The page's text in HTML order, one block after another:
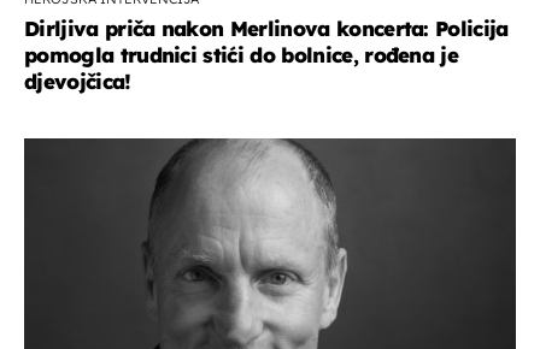
Dirljiva priča nakon Merlinova koncerta: Policija
pomogla trudnici stići do bolnice, rođena je
djevojčica!